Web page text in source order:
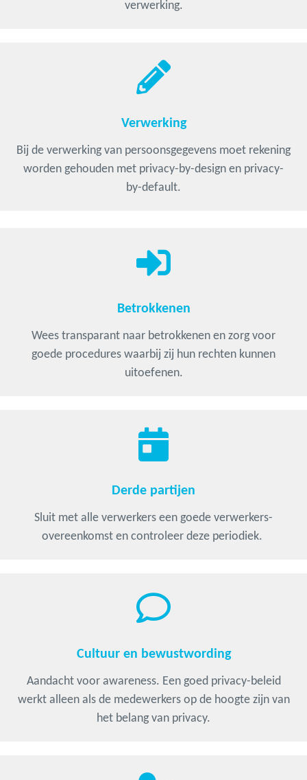
verwerking.
Verwerking
Bij de verwerking van persoonsgegevens moet rekening
worden gehouden met privacy-by-design en privacy-
by-default.
Betrokkenen
Wees transparant naar betrokkenen en zorg voor
goede procedures waarbij zij hun rechten kunnen
uitoefenen.
Derde partijen
Sluit met alle verwerkers een goede verwerkers-
overeenkomst en controleer deze periodiek.
Cultuur en bewustwording
Aandacht voor awareness. Een goed privacy-beleid
werkt alleen als de medewerkers op de hoogte zijn van
het belang van privacy.